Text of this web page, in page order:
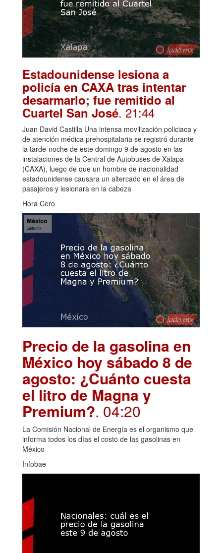
Estadounidense lesiona a
policía en CAXA tras intentar
desarmarlo; fue remitido al
Cuartel San José. 21:44
Juan David Castilla Una intensa movilización policiaca y
de atención médica prehospitalaria se registró durante
la tarde-noche de este domingo 9 de agosto en las
instalaciones de la Central de Autobuses de Xalapa
(CAXA), luego de que un hombre de nacionalidad
estadounidense causara un altercado en el área de
pasajeros y lesionara en la cabeza
Hora Cero
Precio de la gasolina en
México hoy sábado 8 de
agosto: ¿Cuánto cuesta
el litro de Magna y
Premium?. 04:20
La Comisión Nacional de Energía es el organismo que
informa todos los días el costo de las gasolinas en
México
Infobae